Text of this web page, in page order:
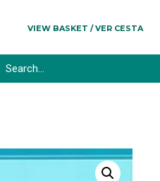
VIEW BASKET / VER CESTA